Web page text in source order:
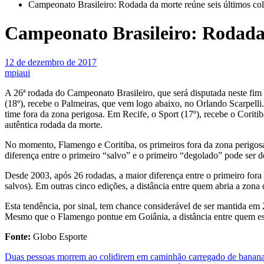
Campeonato Brasileiro: Rodada da morte reúne seis últimos
Campeonato Brasileiro:
12 de dezembro de 2017
mpiaui
A 26ª rodada do Campeonato Brasileiro, que será disputada neste
(18º), recebe o Palmeiras, que vem logo abaixo, no Orlando
time fora da zona perigosa. Em Recife, o Sport (17º), recebe o
autêntica rodada da morte.
No momento, Flamengo e Coritiba, os primeiros fora da zona
diferença entre o primeiro “salvo” e o primeiro “degolado” pode ser
Desde 2003, após 26 rodadas, a maior diferença entre o primeiro
salvos). Em outras cinco edições, a distância entre quem abria a
Esta tendência, por sinal, tem chance considerável de ser mantida
Mesmo que o Flamengo pontue em Goiânia, a distância entre quem
Fonte: Globo Esporte
Navegação
Duas pessoas morrem ao colidirem em caminhão carregado de banana